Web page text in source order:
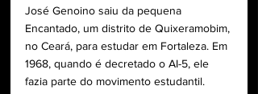
José Genoino saiu da pequena
Encantado, um distrito de Quixeramobim,
no Ceará, para estudar em Fortaleza. Em
1968, quando é decretado o AI-5, ele
fazia parte do movimento estudantil.